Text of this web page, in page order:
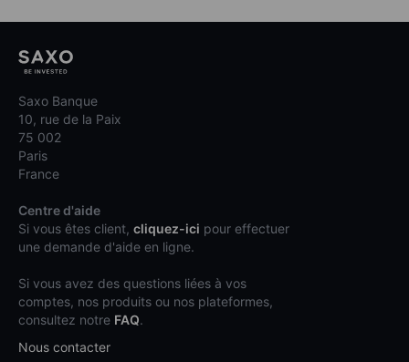
Saxo Banque
10, rue de la Paix
75 002
Paris
France
Centre d'aide
Si vous êtes client, cliquez-ici pour effectuer
une demande d'aide en ligne.
Si vous avez des questions liées à vos
comptes, nos produits ou nos plateformes,
consultez notre FAQ.
Nous contacter